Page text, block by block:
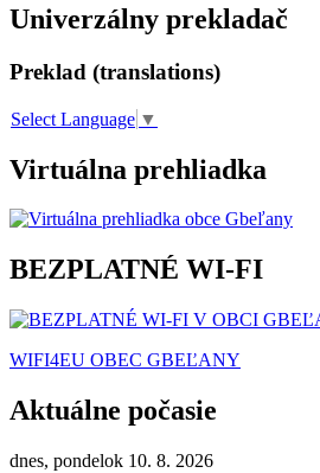
Univerzálny prekladač
Preklad (translations)
Select Language ▼
Virtuálna prehliadka
BEZPLATNÉ WI-FI
WIFI4EU OBEC GBEĽANY
Aktuálne počasie
dnes, pondelok 10. 8. 2026